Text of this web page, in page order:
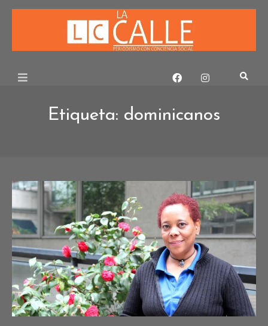
Skip
Etiqueta: dominicanos
Fotografía de Daniela Pérez.